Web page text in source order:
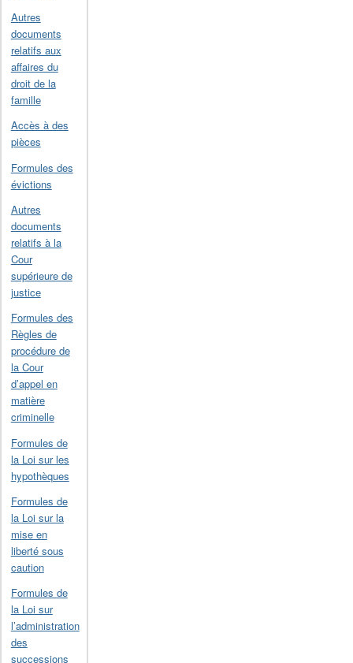
Autres
documents
relatifs aux
affaires du
droit de la
famille
Accès à des
pièces
Formules des
évictions
Autres
documents
relatifs à la
Cour
supérieure de
justice
Formules des
Règles de
procédure de
la Cour
d’appel en
matière
criminelle
Formules de
la Loi sur les
hypothèques
Formules de
la Loi sur la
mise en
liberté sous
caution
Formules de
la Loi sur
l’administration
des
successions